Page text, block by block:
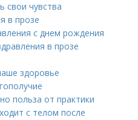
свои чувства
в прозе
с днем рождения
в прозе
здоровье
польза от практики
с телом после